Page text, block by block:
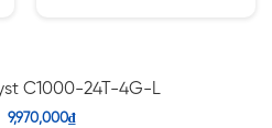
C1000-24T-4G-L
9,970,000₫